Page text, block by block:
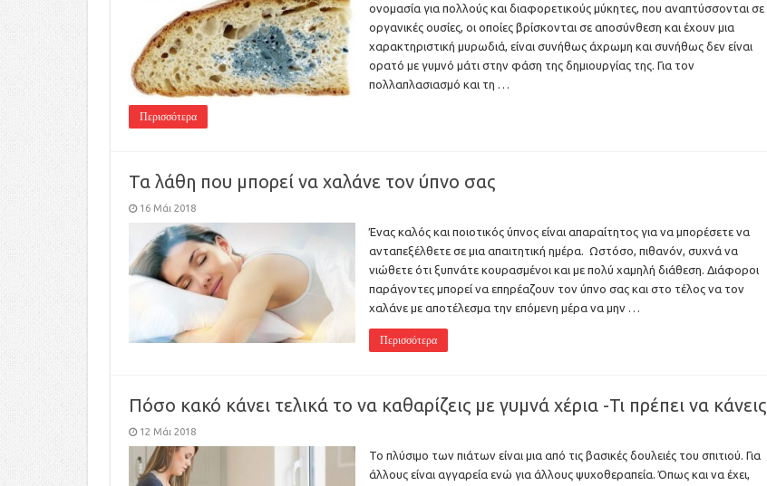
ονομασία για πολλούς και διαφορετικούς μύκητες, που αναπτύσσονται σε
οργανικές ουσίες, οι οποίες βρίσκονται σε αποσύνθεση και έχουν μια
χαρακτηριστική μυρωδιά, είναι συνήθως άχρωμη και συνήθως δεν είναι
ορατό με γυμνό μάτι στην φάση της δημιουργίας της. Για τον
πολλαπλασιασμό και τη …
Περισσότερα
Τα λάθη που μπορεί να χαλάνε τον ύπνο σας
16 Μάι 2018
Ένας καλός και ποιοτικός ύπνος είναι απαραίτητος για να μπορέσετε να
ανταπεξέλθετε σε μια απαιτητική ημέρα. Ωστόσο, πιθανόν, συχνά να
νιώθετε ότι ξυπνάτε κουρασμένοι και με πολύ χαμηλή διάθεση. Διάφοροι
παράγοντες μπορεί να επηρέαζουν τον ύπνο σας και στο τέλος να τον
χαλάνε με αποτέλεσμα την επόμενη μέρα να μην …
Περισσότερα
Πόσο κακό κάνει τελικά το να καθαρίζεις με γυμνά χέρια -Τι πρέπει να κάνεις
12 Μάι 2018
Το πλύσιμο των πιάτων είναι μια από τις βασικές δουλειές του σπιτιού. Για
άλλους είναι αγγαρεία ενώ για άλλους ψυχοθεραπεία. Όπως και να έχει,